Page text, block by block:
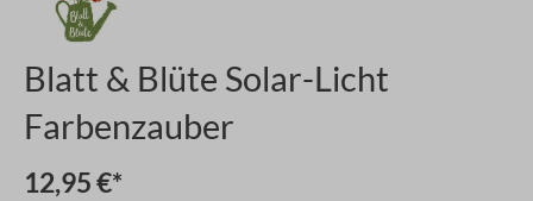
Blatt & Blüte Solar-Licht
Farbenzauber
12,95 €*